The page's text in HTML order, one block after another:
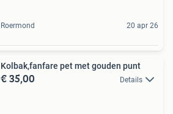
Roermond 20 apr 26
Kolbak,fanfare pet met gouden punt
€ 35,00 Details